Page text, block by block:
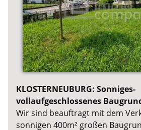
KLOSTERNEUBURG: Sonniges-
vollaufgeschlossenes
Wir sind beauftragt mit dem
sonnigen 400m² großen